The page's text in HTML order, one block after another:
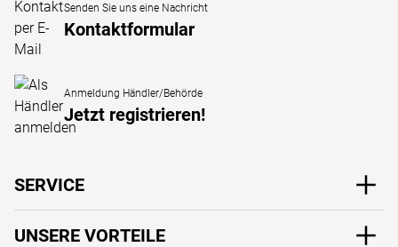
Senden Sie uns eine Nachricht
Kontaktformular
Anmeldung Händler/Behörde
Jetzt registrieren!
SERVICE
UNSERE VORTEILE